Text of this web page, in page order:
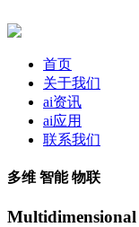
首页
关于我们
ai资讯
ai应用
联系我们
多维 智能 物联